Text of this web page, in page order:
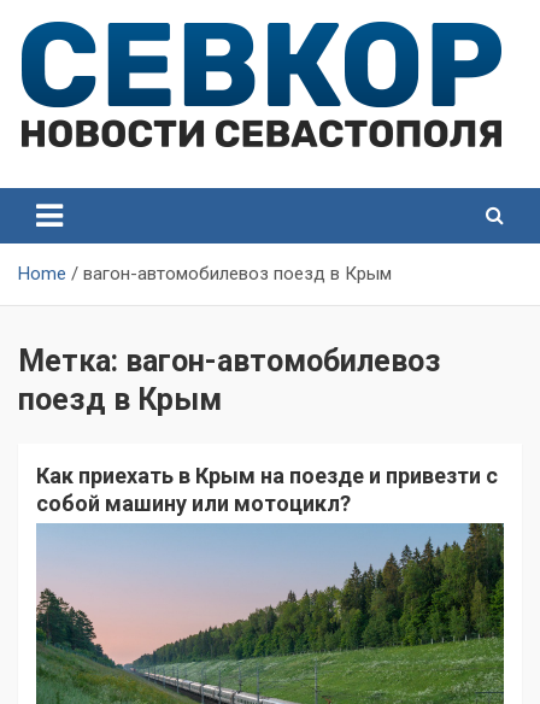
content
Севастополя
Севастополя
Home вагон-автомобилевоз поезд в Крым
Метка: вагон-автомобилевоз
поезд в Крым
Как приехать в Крым на поезде и привезти с
собой машину или мотоцикл?